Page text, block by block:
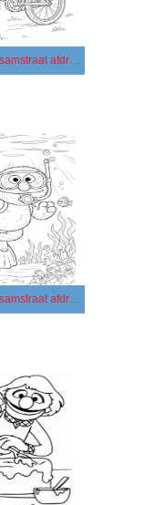
Tekenen Sesamstraat afdrukbaar
Tekenen Sesamstraat afdrukbaar simpel